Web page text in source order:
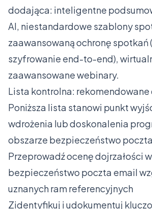
dodająca: inteligentne
AI, niestandardowe szablony
zaawansowaną ochronę
szyfrowanie end-to-end),
zaawansowane webinary.
Lista kontrolna: rekomendowane
Poniższa lista stanowi punkt
wdrożenia lub doskonalenia
obszarze bezpieczeństwo
Przeprowadź ocenę dojrzałości
bezpieczeństwo poczta email
uznanych ram referencyjnych
Zidentyfikuj i udokumentuj